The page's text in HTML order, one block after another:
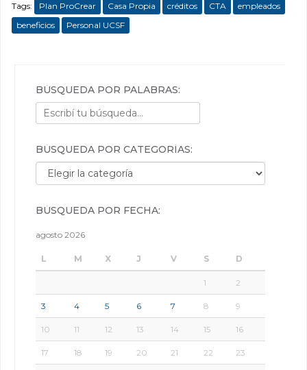
Tags: Plan ProCrear Casa Propia créditos CTA
empleados
beneficios
Personal UCSF
BÚSQUEDA POR PALABRAS:
BÚSQUEDA POR CATEGORÍAS:
Búsqueda por categorías:
BÚSQUEDA POR FECHA:
agosto 2026
L M X J V S D
1 2
3 4 5 6 7 8 9
10 11 12 13 14 15 16
17 18 19 20 21 22 23